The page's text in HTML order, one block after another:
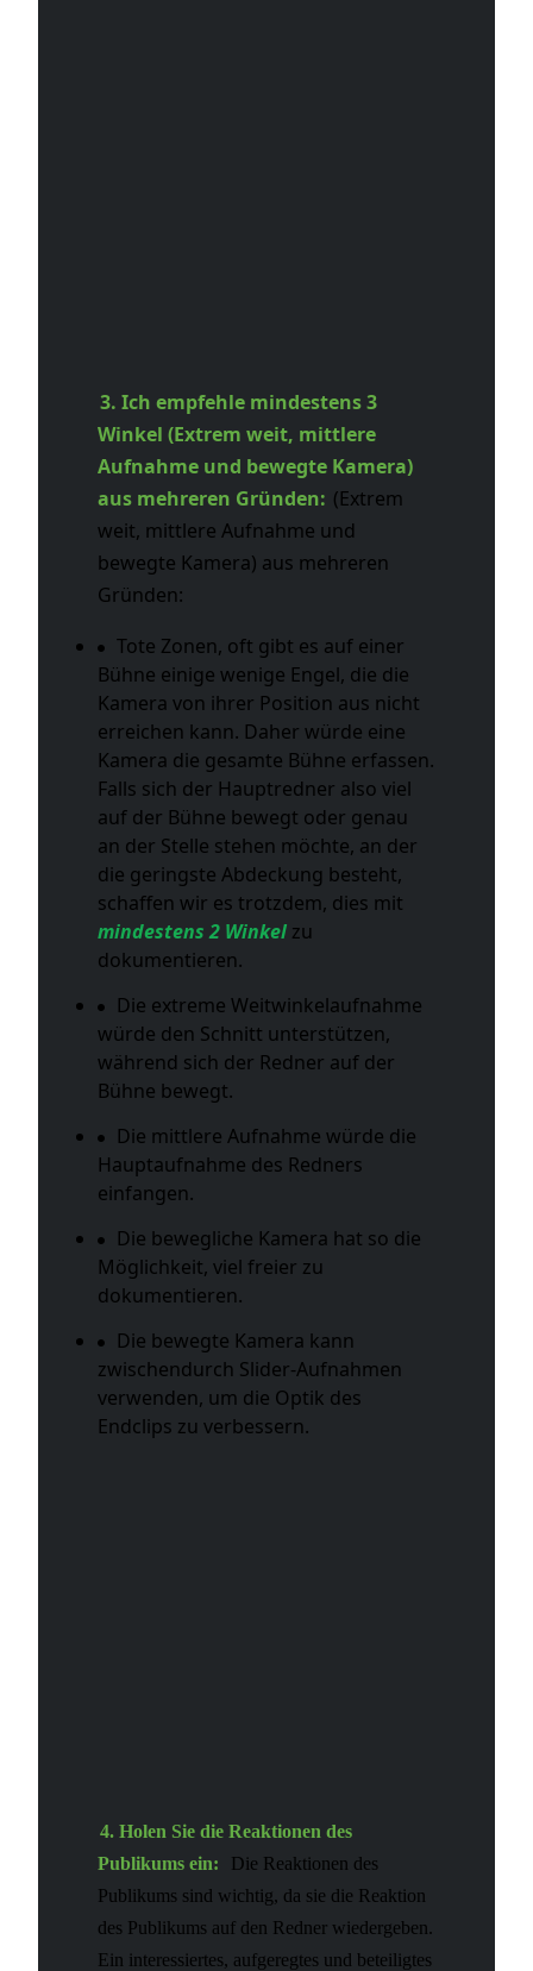
3. Ich empfehle mindestens 3
Winkel (Extrem weit, mittlere
Aufnahme und bewegte Kamera)
aus mehreren Gründen: (Extrem
weit, mittlere Aufnahme und
bewegte Kamera) aus mehreren
Gründen:
Tote Zonen, oft gibt es auf einer
Bühne einige wenige Engel, die die
Kamera von ihrer Position aus nicht
erreichen kann. Daher würde eine
Kamera die gesamte Bühne erfassen.
Falls sich der Hauptredner also viel
auf der Bühne bewegt oder genau
an der Stelle stehen möchte, an der
die geringste Abdeckung besteht,
schaffen wir es trotzdem, dies mit
mindestens 2 Winkel zu
dokumentieren.
Die extreme Weitwinkelaufnahme
würde den Schnitt unterstützen,
während sich der Redner auf der
Bühne bewegt.
Die mittlere Aufnahme würde die
Hauptaufnahme des Redners
einfangen.
Die bewegliche Kamera hat so die
Möglichkeit, viel freier zu
dokumentieren.
Die bewegte Kamera kann
zwischendurch Slider-Aufnahmen
verwenden, um die Optik des
Endclips zu verbessern.
4. Holen Sie die Reaktionen des
Publikums ein:
Die Reaktionen des
Publikums sind wichtig, da sie die Reaktion
des Publikums auf den Redner wiedergeben.
Ein interessiertes, aufgeregtes und beteiligtes